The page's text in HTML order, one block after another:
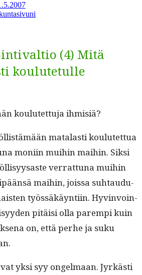
(4) Mitä
koulutetulle
koulutet­tu­ja ihmisiä?
mata­lasti koulutet­tua
moni­in mui­hin mai­hin. Sik­si
ver­rat­tuna mui­hin
mai­hin, jois­sa suh­taudu­
työssäkäyn­ti­in. Hyv­in­voin­
pitäisi olla parem­pi kuin
on, että per­he ja suku
yksi syy ongel­maan. Jyrkästi